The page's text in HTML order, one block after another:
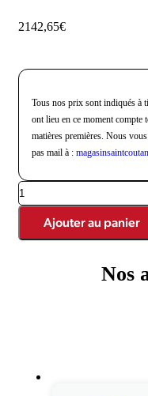
2142,65€
Tous nos prix sont indiqués à
ont lieu en ce moment compte
matières premières. Nous
pas mail à :
Ajouter au panier
Nos